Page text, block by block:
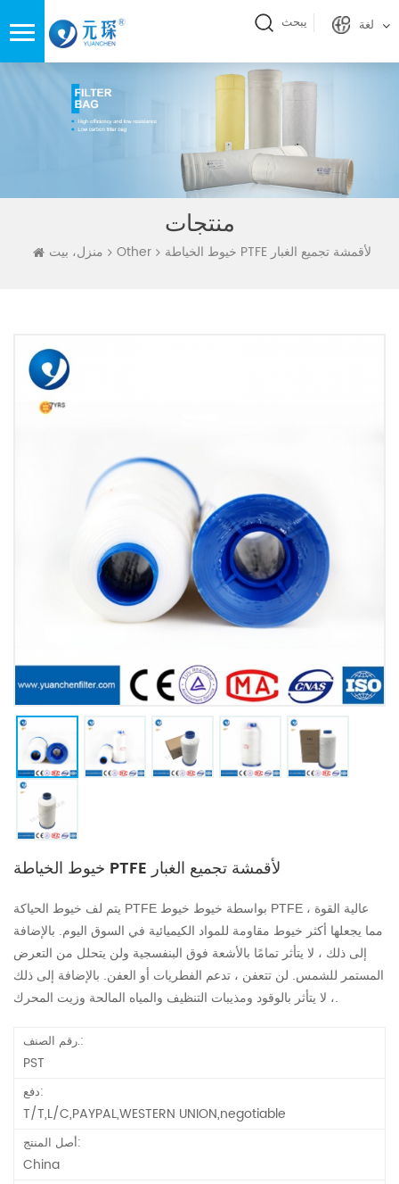
يبحث لغة
منتجات
منزل، بيت Other خيوط الخياطة PTFE لأقمشة تجميع الغبار
خيوط الخياطة PTFE لأقمشة تجميع الغبار
يتم لف خيوط الحياكة PTFE بواسطة خيوط خيوط PTFE عالية القوة ،
مما يجعلها أكثر خيوط مقاومة للمواد الكيميائية في السوق اليوم. بالإضافة
إلى ذلك ، لا يتأثر تمامًا بالأشعة فوق البنفسجية ولن يتحلل من التعرض
المستمر للشمس. لن تتعفن ، تدعم الفطريات أو العفن. بالإضافة إلى ذلك
رقم الصنف.:
PST
دفع:
T/T,L/C,PAYPAL,WESTERN UNION,negotiable
أصل المنتج:
China